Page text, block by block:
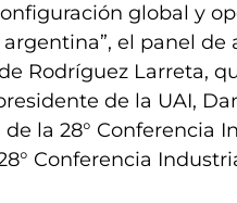
global y
el panel
Rodríguez Larreta,
de la UAI,
la 28° Conferencia
Conferencia